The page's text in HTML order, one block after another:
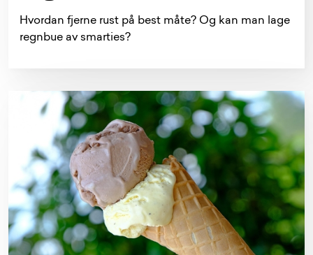
Hvordan fjerne rust på best måte? Og kan man lage
regnbue av smarties?